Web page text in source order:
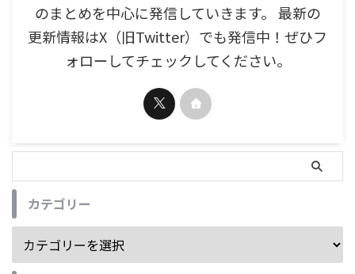
のまとめを中心に発信していきます。 最新の
更新情報はX（旧Twitter）でも発信中！ぜひフ
ォローしてチェックしてください。
カテゴリー